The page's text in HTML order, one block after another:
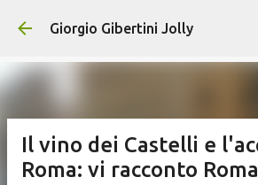
Passa ai contenuti
Giorgio Gibertini Jolly
Il vino dei Castelli e
Roma: vi racconto